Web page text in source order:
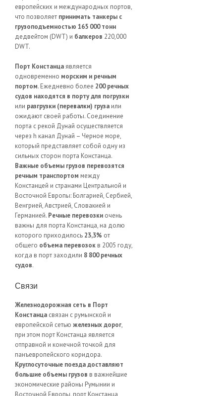
европейских и международных портов,
что позволяет принимать танкеры с
грузоподъемностью 165 000 тонн
дедвейтом (DWT) и балкеров 220,000
DWT.
Порт Констанцаявляется
одновременно морским и речным
портом. Ежедневно более 200 речных
судов находятся в порту для погрузки
или разгрузки (перевалки) груза или
ожидают своей работы. Соединение
порта с рекой Дунай осуществляется
через h канал Дунай – Черное море,
который представляет собой одну из
сильных сторон порта Констанца.
Важные объемы грузов перевозятся
речным транспортом между
Констанцей и странами Центральной и
Восточной Европы: Болгарией, Сербией,
Венгрией, Австрией, Словакией и
Германией. Речные перевозки очень
важны для порта Констанца, на долю
которого приходилось 23,3% от
общего объема перевозок в 2005 году,
когда в порт заходили 8 800 речных
судов.
Связи
Железнодорожная сеть в Порт
Констанца связан с румынской и
европейской сетью железных дорог,
при этом порт Констанца является
отправной и конечной точкой для
панъевропейского коридора.
Круглосуточные поезда доставляют
большие объемы грузов в важнейшие
экономические районы Румынии и
Восточной Европы, порт Констанца